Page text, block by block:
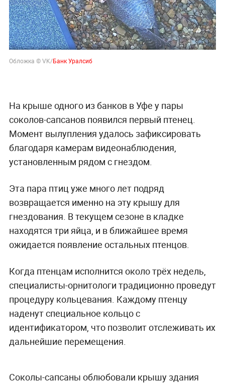
Обложка © VK/Банк Уралсиб
На крыше одного из банков в Уфе у пары
соколов-сапсанов появился первый птенец.
Момент вылупления удалось зафиксировать
благодаря камерам видеонаблюдения,
установленным рядом с гнездом.
Эта пара птиц уже много лет подряд
возвращается именно на эту крышу для
гнездования. В текущем сезоне в кладке
находятся три яйца, и в ближайшее время
ожидается появление остальных птенцов.
Когда птенцам исполнится около трёх недель,
специалисты-орнитологи традиционно проведут
процедуру кольцевания. Каждому птенцу
наденут специальное кольцо с
идентификатором, что позволит отслеживать их
дальнейшие перемещения.
Соколы-сапсаны облюбовали крышу здания